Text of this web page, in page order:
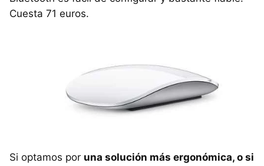
Cuesta 71 euros.
Si optamos por una solución más ergonómica, o si